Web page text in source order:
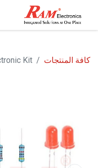
كافة المنتجات Kit